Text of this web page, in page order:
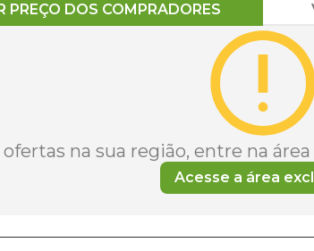
PREÇO DOS COMPRADORES
na sua região, entre na
Acesse a área